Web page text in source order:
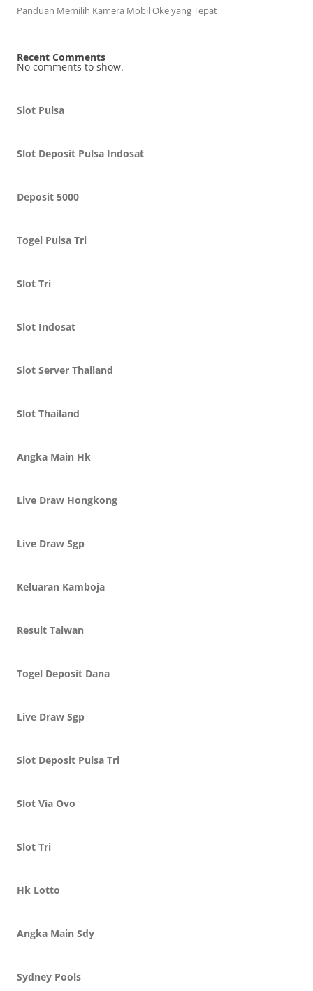
Panduan Memilih Kamera Mobil Oke yang Tepat
Recent Comments
No comments to show.
Slot Pulsa
Slot Deposit Pulsa Indosat
Deposit 5000
Togel Pulsa Tri
Slot Tri
Slot Indosat
Slot Server Thailand
Slot Thailand
Angka Main Hk
Live Draw Hongkong
Live Draw Sgp
Keluaran Kamboja
Result Taiwan
Togel Deposit Dana
Live Draw Sgp
Slot Deposit Pulsa Tri
Slot Via Ovo
Slot Tri
Hk Lotto
Angka Main Sdy
Sydney Pools